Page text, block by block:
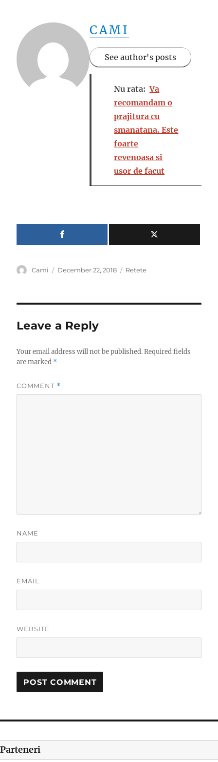
CAMI
See author's posts
Nu rata: Va
recomandam o
prajitura cu
smanatana. Este
foarte
revenoasa si
usor de facut
Author
Cami
Posted
December 22, 2018 Categories
Retete
Leave a Reply
Your email address will not be published. Required fields
are marked *
COMMENT *
NAME
EMAIL
WEBSITE
Parteneri